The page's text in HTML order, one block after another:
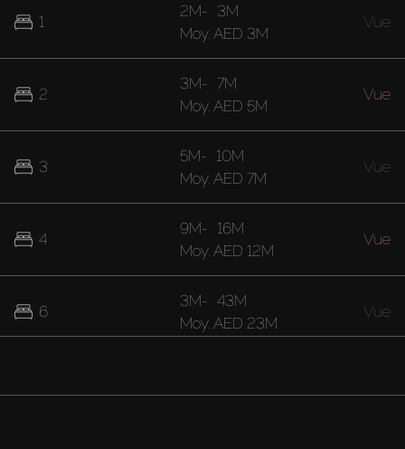
1
2
3
4
6
2M- 3M
Moy. AED 3M
Vue
3M- 7M
Moy. AED 5M
Vue
5M- 10M
Moy. AED 7M
Vue
9M- 16M
Moy. AED 12M
Vue
3M- 43M
Moy. AED 23M
Vue
Moy.AED 29M